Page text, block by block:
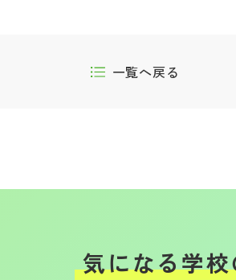
一覧へ戻る
気になる学